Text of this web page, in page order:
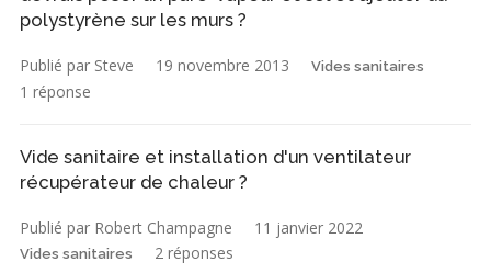
polystyrène sur les murs ?
Publié par Steve 19 novembre 2013 Vides sanitaires
1 réponse
Vide sanitaire et installation d'un ventilateur
récupérateur de chaleur ?
Publié par Robert Champagne 11 janvier 2022
Vides sanitaires 2 réponses